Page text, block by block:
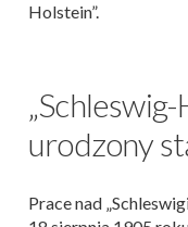
Holstein”.
urodzony
Prace nad